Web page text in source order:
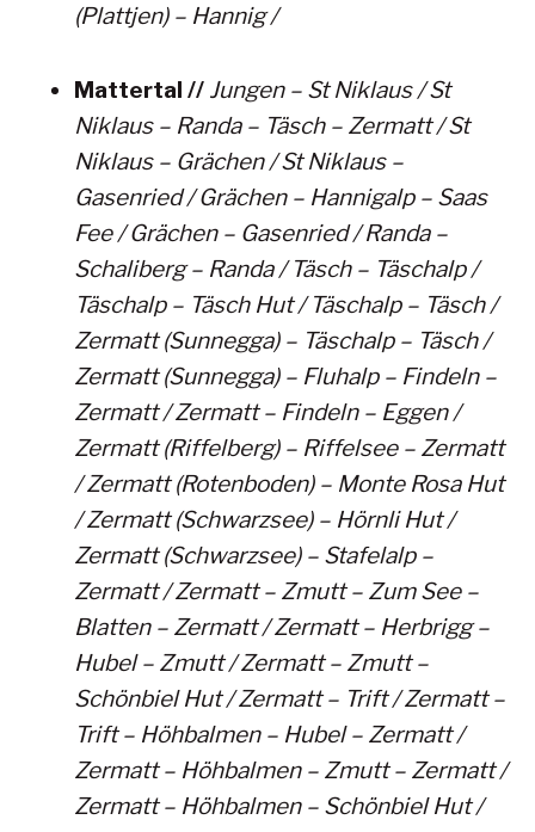
(Plattjen) – Hannig /
Mattertal // Jungen – St Niklaus / St
Niklaus – Randa – Täsch – Zermatt / St
Niklaus – Grächen / St Niklaus –
Gasenried / Grächen – Hannigalp – Saas
Fee / Grächen – Gasenried / Randa –
Schaliberg – Randa / Täsch – Täschalp /
Täschalp – Täsch Hut / Täschalp – Täsch /
Zermatt (Sunnegga) – Täschalp – Täsch /
Zermatt (Sunnegga) – Fluhalp – Findeln –
Zermatt / Zermatt – Findeln – Eggen /
Zermatt (Riffelberg) – Riffelsee – Zermatt
/ Zermatt (Rotenboden) – Monte Rosa Hut
/ Zermatt (Schwarzsee) – Hörnli Hut /
Zermatt (Schwarzsee) – Stafelalp –
Zermatt / Zermatt – Zmutt – Zum See –
Blatten – Zermatt / Zermatt – Herbrigg –
Hubel – Zmutt / Zermatt – Zmutt –
Schönbiel Hut / Zermatt – Trift / Zermatt –
Trift – Höhbalmen – Hubel – Zermatt /
Zermatt – Höhbalmen – Zmutt – Zermatt /
Zermatt – Höhbalmen – Schönbiel Hut /